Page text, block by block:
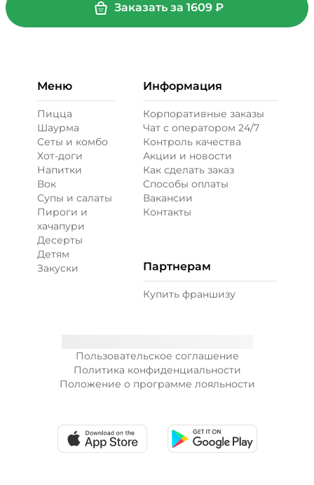
Заказать за 1609₽
Пользовательское соглашение
Политика конфиденциальности
Положение о программе лояльности
Меню
Пицца
Шаурма
Сеты и комбо
Хот-доги
Напитки
Вок
Супы и салаты
Пироги и
хачапури
Десерты
Детям
Закуски
Информация
Корпоративные заказы
Чат с оператором 24/7
Контроль качества
Акции и новости
Как сделать заказ
Способы оплаты
Вакансии
Контакты
Партнерам
Купить франшизу